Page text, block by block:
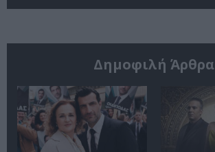
Δημοφιλή Άρθρα